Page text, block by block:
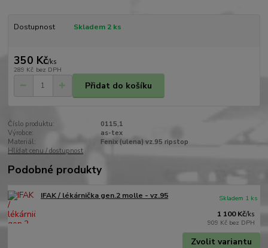
Dostupnost Skladem 2 ks
350 Kč/ks
289 Kč bez DPH
Přidat do košíku
Číslo produktu:
0115,1
Výrobce:
as-tex
Materiál:
Fenix (ulena) vz.95 ripstop
Hlídat cenu / dostupnost
Podobné produkty
IFAK / lékárnička gen.2 molle - vz.95
1 100 Kč/ks
909 Kč bez DPH
Skladem 1 ks
Zvolit variantu